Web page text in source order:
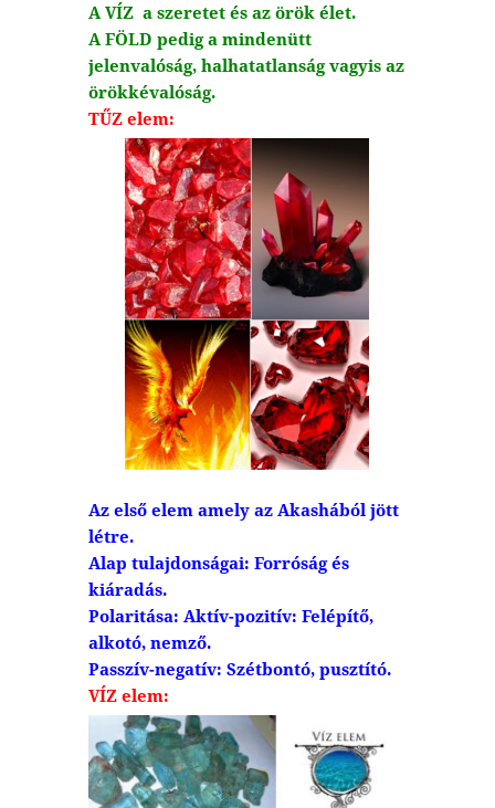
A VÍZ a szeretet és az örök élet.
A FÖLD pedig a mindenütt
jelenvalóság, halhatatlanság vagyis az
örökkévalóság.
TŰZ elem:
Az első elem amely az Akashából jött
létre.
Alap tulajdonságai: Forróság és
kiáradás.
Polaritása: Aktív-pozitív: Felépítő,
alkotó, nemző.
Passzív-negatív: Szétbontó, pusztító.
VÍZ elem: